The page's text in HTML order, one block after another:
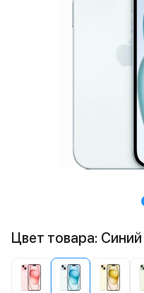
Цвет товара: Синий